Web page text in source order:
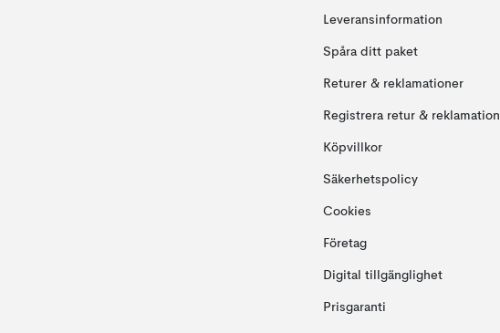
Leveransinformation
Spåra ditt paket
Returer & reklamationer
Registrera retur & reklamation
Köpvillkor
Säkerhetspolicy
Cookies
Företag
Digital tillgänglighet
Prisgaranti